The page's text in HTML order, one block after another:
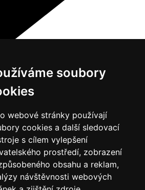
soubory
webové stránky používají
cookies a další sledovací
s cílem vylepšení
prostředí, zobrazení
obsahu a reklam,
návštěvnosti webových